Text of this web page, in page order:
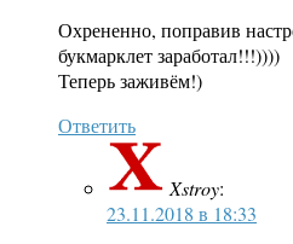
Охрененно, поправив
букмарклет заработал!!!))))
Теперь заживём!)
Ответить
Xstroy:
23.11.2018 в 18:33